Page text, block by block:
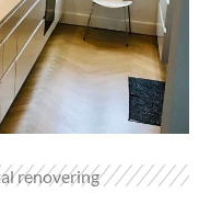
renovering